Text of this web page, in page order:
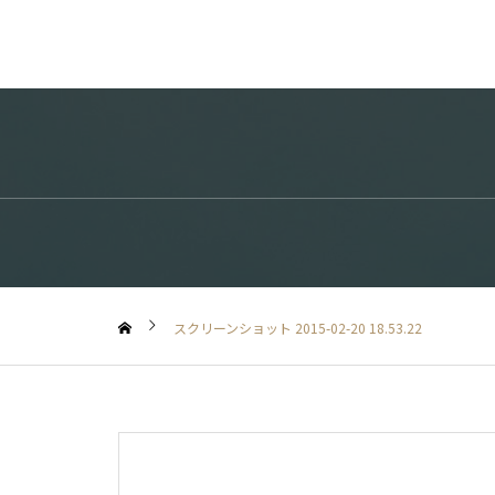
スクリーンショット 2015-02-20 18.53.22